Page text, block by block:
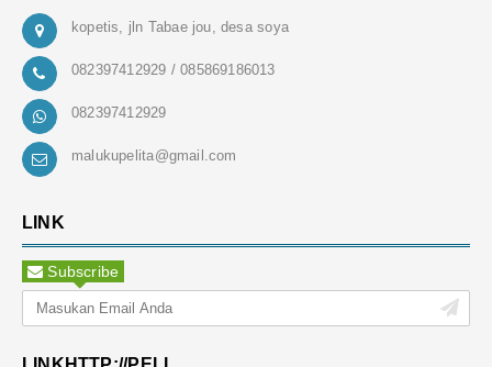
kopetis, jln Tabae jou, desa soya
082397412929 / 085869186013
082397412929
malukupelita@gmail.com
LINK
Subscribe